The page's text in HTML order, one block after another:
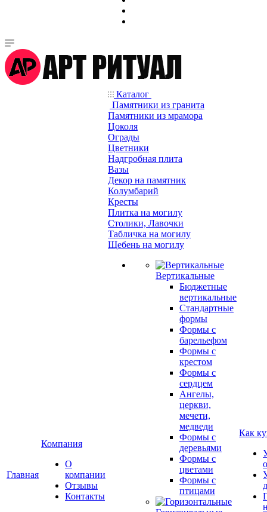
Главная
Компания
О
компании
Отзывы
Контакты
Каталог
Памятники из гранита
Памятники из мрамора
Цоколя
Ограды
Цветники
Надгробная плита
Вазы
Декор на памятник
Колумбарий
Кресты
Плитка на могилу
Столики, Лавочки
Табличка на могилу
Щебень на могилу
Вертикальные
Бюджетные
вертикальные
Стандартные
формы
Формы с
барельефом
Формы с
крестом
Формы с
сердцем
Ангелы,
церкви,
мечети,
медведи
Формы с
деревьями
Формы с
цветами
Формы с
птицами
Как